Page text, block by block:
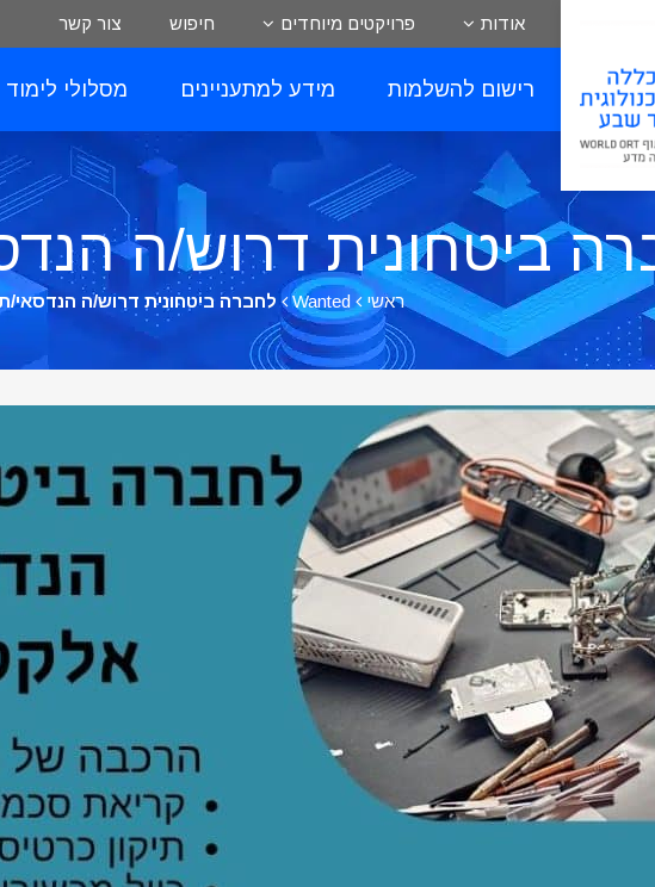
אודות פרויקטים מיוחדים חיפוש צור קשר
רישום להשלמות מידע למתעניינים מסלולי לימוד
ביטחונית דרוש/ה
ראשי Wanted לחברה ביטחונית דרוש/ה הנדסאי/